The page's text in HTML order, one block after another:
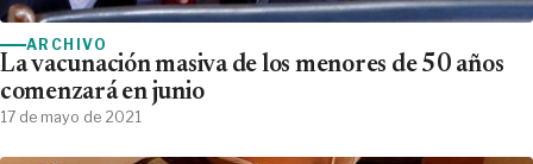
ARCHIVO
La vacunación masiva de los menores de 50 años
comenzará en junio
17 de mayo de 2021